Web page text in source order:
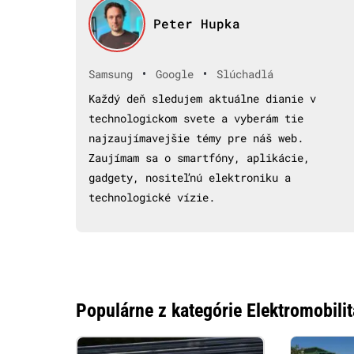
Peter Hupka
Samsung • Google •
Slúchadlá
Každý deň sledujem aktuálne dianie v
technologickom svete a vyberám tie
najzaujímavejšie témy pre náš web.
Zaujímam sa o smartfóny, aplikácie,
gadgety, nositeľnú elektroniku a
technologické vízie.
Populárne z kategórie